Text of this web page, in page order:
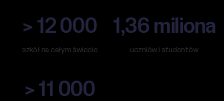
> 12 000
szkół na całym świecie
1,36 miliona
uczniów i studentów
> 11 000